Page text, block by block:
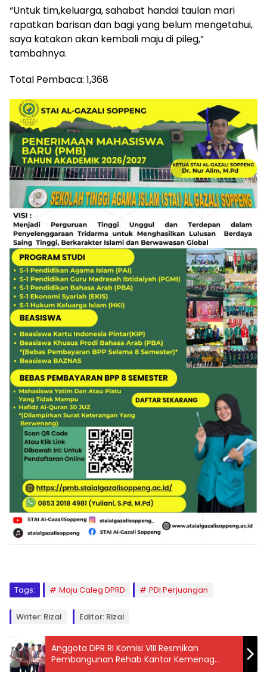
“Untuk tim,keluarga, sahabat handai taulan mari
rapatkan barisan dan bagi yang belum mengetahui,
saya katakan akan kembali maju di pileg,”
tambahnya.
Total Pembaca: 1,368
Tags: Maju Caleg DPRD PDI Perjuangan
Writer: Rizal Editor: Rizal
Anggota DPR RI Komisi VIII Resmikan
Pembangunan Rehab Kantor Kemenag
Soppeng